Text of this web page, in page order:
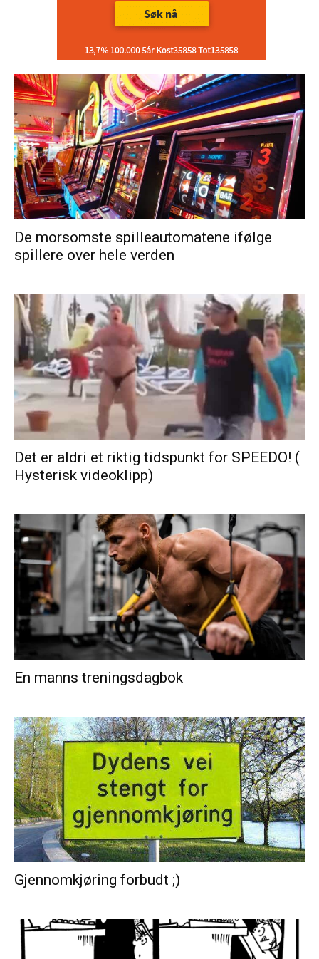
De morsomste spilleautomatene ifølge
spillere over hele verden
Det er aldri et riktig tidspunkt for SPEEDO! (
Hysterisk videoklipp)
En manns treningsdagbok
Gjennomkjøring forbudt ;)